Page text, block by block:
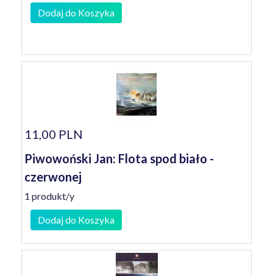
Dodaj do Koszyka
11,00 PLN
Piwowoński Jan: Flota spod biało -
czerwonej
1 produkt/y
Dodaj do Koszyka